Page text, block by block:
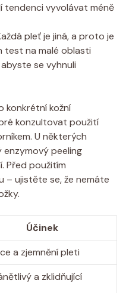
tendenci vyvolávat méně
pleť je jiná, a proto je
na malé oblasti
se vyhnuli
konkrétní kožní
konzultovat použití
U některých
enzymový peeling
Před použitím
– ujistěte se, že nemáte
Účinek
a zjemnění pleti
a zklidňující